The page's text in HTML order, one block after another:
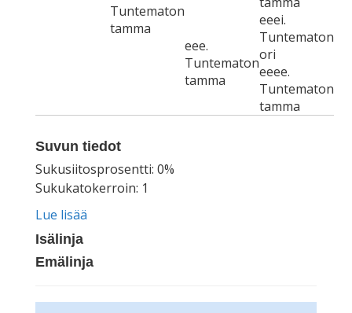
Tuntematon
tamma
eee.
Tuntematon
tamma
eeei.
Tuntematon
ori
eeee.
Tuntematon
tamma
Suvun tiedot
Sukusiitosprosentti: 0%
Sukukatokerroin: 1
Lue lisää
Isälinja
Emälinja